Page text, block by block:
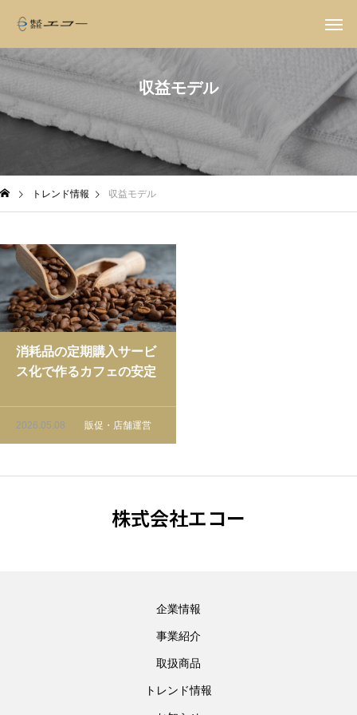
収益モデル
トレンド情報 収益モデル
消耗品の定期購入サービ
ス化で作るカフェの安定
2026.05.08 販促・店舗運営
株式会社エコー
企業情報
事業紹介
取扱商品
トレンド情報